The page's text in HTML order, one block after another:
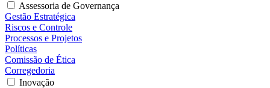
Assessoria de Governança
Gestão Estratégica
Riscos e Controle
Processos e Projetos
Políticas
Comissão de Ética
Corregedoria
Inovação